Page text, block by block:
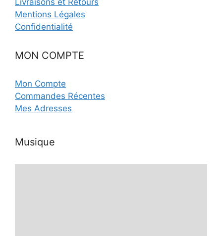
Mentions Légales
Confidentialité
MON COMPTE
Mon Compte
Commandes Récentes
Mes Adresses
Musique